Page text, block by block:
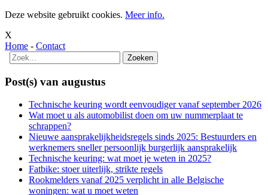
Deze website gebruikt cookies. Meer info.
X
Home - Contact
Post(s) van augustus
Technische keuring wordt eenvoudiger vanaf september 2026
Wat moet u als automobilist doen om uw nummerplaat te
schrappen?
Nieuwe aansprakelijkheidsregels sinds 2025: Bestuurders en
werknemers sneller persoonlijk burgerlijk aansprakelijk
Technische keuring: wat moet je weten in 2025?
Fatbike: stoer uiterlijk, strikte regels
Rookmelders vanaf 2025 verplicht in alle Belgische
woningen: wat u moet weten